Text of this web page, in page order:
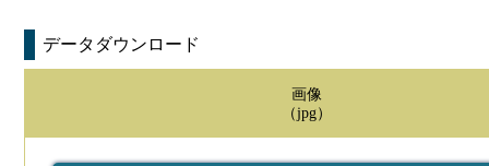
データダウンロード
画像
（jpg）